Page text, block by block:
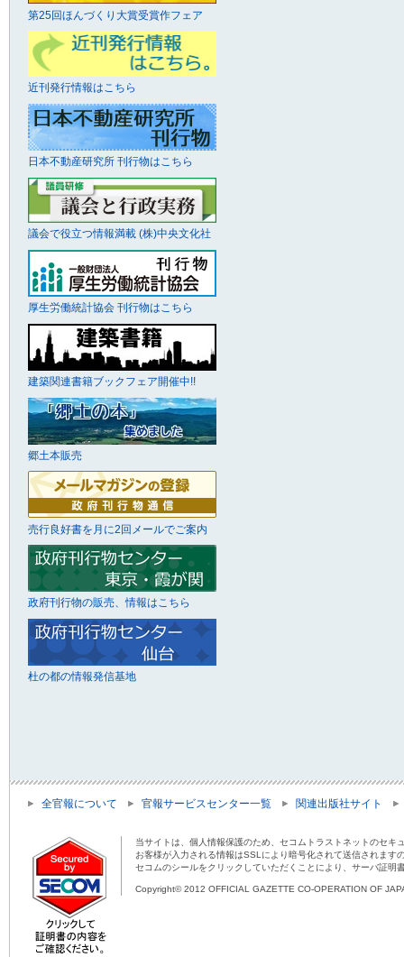
第25回ほんづくり大賞受賞作フェア
近刊発行情報はこちら
日本不動産研究所 刊行物はこちら
議会で役立つ情報満載 (株)中央文化社
厚生労働統計協会 刊行物はこちら
建築関連書籍ブックフェア開催中!!
郷土本販売
売行良好書を月に2回メールでご案内
政府刊行物の販売、情報はこちら
杜の都の情報発信基地
全官報について 官報サービスセンター一覧 関連出版社サイト
当サイトは、個人情報保護のため、セコムトラストネットのセキ
お客様が入力される情報はSSLにより暗号化されて送信されま
セコムのシールをクリックしていただくことにより、サーバ証明
Copyright© 2012 OFFICIAL GAZETTE CO-OPERATION OF